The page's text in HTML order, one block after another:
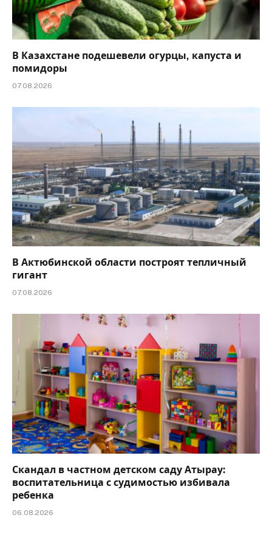
В Казахстане подешевели огурцы, капуста и
помидоры
07.08.2026
В Актюбинской области построят тепличный
гигант
07.08.2026
Скандал в частном детском саду Атырау:
воспитательница с судимостью избивала
ребенка
06.08.2026